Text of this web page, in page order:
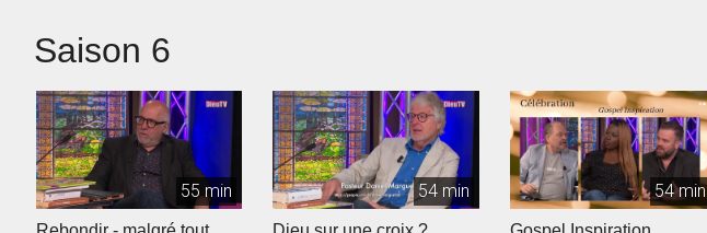
Saison 6
55 min 54 min 54 min